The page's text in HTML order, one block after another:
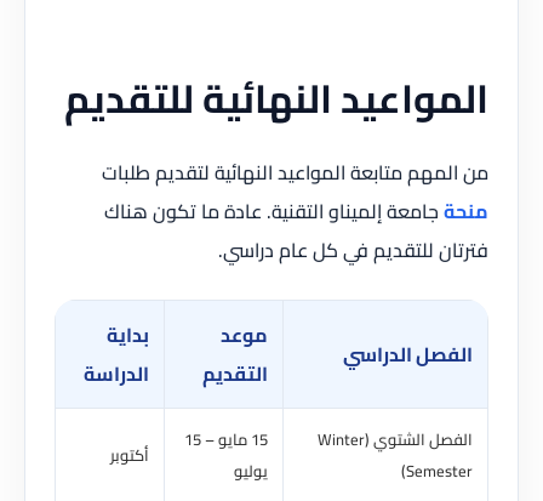
المواعيد النهائية للتقديم
من المهم متابعة المواعيد النهائية لتقديم طلبات
منحةجامعة إلميناو التقنية. عادة ما تكون هناك
فترتان للتقديم في كل عام دراسي.
الفصل الدراسي
موعد
التقديم
بداية
الدراسة
الفصل الشتوي (Winter
Semester)
15 مايو – 15
يوليو
أكتوبر